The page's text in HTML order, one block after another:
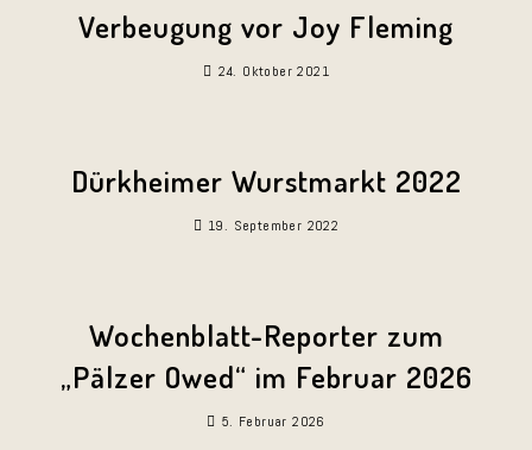
Verbeugung vor Joy Fleming
24. Oktober 2021
Dürkheimer Wurstmarkt 2022
19. September 2022
Wochenblatt-Reporter zum
„Pälzer Owed“ im Februar 2026
5. Februar 2026